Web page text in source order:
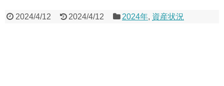
2024/4/12 2024/4/12 2024年, 資産状況